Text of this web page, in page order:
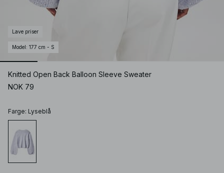
Lave priser
Model : 177 cm - S
Knitted Open Back Balloon Sleeve Sweater
NOK 79
Farge: Lyseblå